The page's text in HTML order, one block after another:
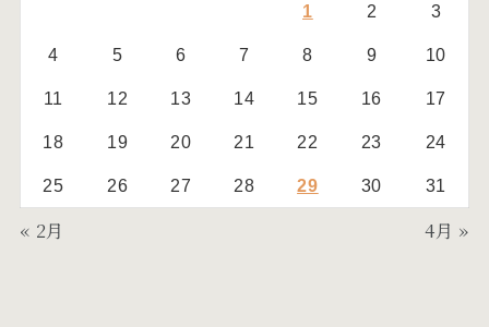
1 2 3
4 5 6 7 8 9 10
11 12 13 14 15 16 17
18 19 20 21 22 23 24
25 26 27 28 29 30 31
« 2月 4月 »